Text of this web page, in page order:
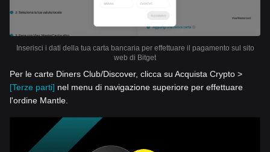
Inserisci i dati della tua carta bancaria per effettuare il pagamento sul sito
web di Bitget
Per le carte Diners Club/Discover, clicca su Acquista Crypto >
[Terze parti] nel menu di navigazione superiore per effettuare
l'ordine Mantle.